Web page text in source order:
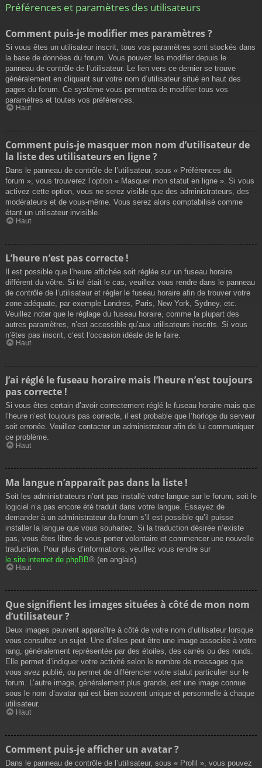
Préférences et paramètres des utilisateurs
Comment puis-je modifier mes paramètres ?
Si vous êtes un utilisateur inscrit, tous vos paramètres sont stockés dans
la base de données du forum. Vous pouvez les modifier depuis le
panneau de contrôle de l’utilisateur. Le lien vers ce dernier se trouve
généralement en cliquant sur votre nom d’utilisateur situé en haut des
pages du forum. Ce système vous permettra de modifier tous vos
paramètres et toutes vos préférences.
Haut
Comment puis-je masquer mon nom d’utilisateur de
la liste des utilisateurs en ligne ?
Dans le panneau de contrôle de l’utilisateur, sous « Préférences du
forum », vous trouverez l’option « Masquer mon statut en ligne ». Si vous
activez cette option, vous ne serez visible que des administrateurs, des
modérateurs et de vous-même. Vous serez alors comptabilisé comme
étant un utilisateur invisible.
Haut
L’heure n’est pas correcte !
Il est possible que l’heure affichée soit réglée sur un fuseau horaire
différent du vôtre. Si tel était le cas, veuillez vous rendre dans le panneau
de contrôle de l’utilisateur et régler le fuseau horaire afin de trouver votre
zone adéquate, par exemple Londres, Paris, New York, Sydney, etc.
Veuillez noter que le réglage du fuseau horaire, comme la plupart des
autres paramètres, n’est accessible qu’aux utilisateurs inscrits. Si vous
n’êtes pas inscrit, c’est l’occasion idéale de le faire.
Haut
J’ai réglé le fuseau horaire mais l’heure n’est toujours
pas correcte !
Si vous êtes certain d’avoir correctement réglé le fuseau horaire mais que
l’heure n’est toujours pas correcte, il est probable que l’horloge du serveur
soit erronée. Veuillez contacter un administrateur afin de lui communiquer
ce problème.
Haut
Ma langue n’apparaît pas dans la liste !
Soit les administrateurs n’ont pas installé votre langue sur le forum, soit le
logiciel n’a pas encore été traduit dans votre langue. Essayez de
demander à un administrateur du forum s’il est possible qu’il puisse
installer la langue que vous souhaitez. Si la traduction désirée n’existe
pas, vous êtes libre de vous porter volontaire et commencer une nouvelle
traduction. Pour plus d’informations, veuillez vous rendre sur
le site internet de phpBB® (en anglais).
Haut
Que signifient les images situées à côté de mon nom
d’utilisateur ?
Deux images peuvent apparaître à côté de votre nom d’utilisateur lorsque
vous consultez un sujet. Une d’elles peut être une image associée à votre
rang, généralement représentée par des étoiles, des carrés ou des ronds.
Elle permet d’indiquer votre activité selon le nombre de messages que
vous avez publié, ou permet de différencier votre statut particulier sur le
forum. L’autre image, généralement plus grande, est une image connue
sous le nom d’avatar qui est bien souvent unique et personnelle à chaque
utilisateur.
Haut
Comment puis-je afficher un avatar ?
Dans le panneau de contrôle de l’utilisateur, sous « Profil », vous pouvez